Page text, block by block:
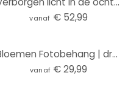
vanaf € 52,99
Bloemen Fotobehang | droogbloemen - elegantie van vergankelijkheid - Boomkind - Rond - vliesbehang/z
vanaf € 29,99